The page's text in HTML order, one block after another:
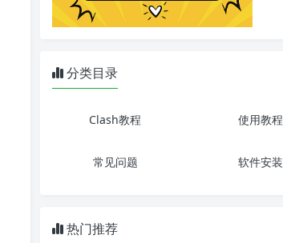
分类目录
Clash教程 使用教程
常见问题 软件安装
热门推荐